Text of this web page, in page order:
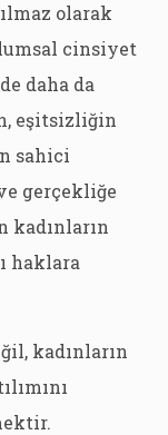
olarak
cinsiyet
daha da
eşitsizliğin
sahici
gerçekliğe
kadınların
haklara
kadınların